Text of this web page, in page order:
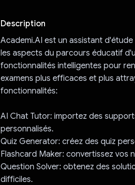
Description
Academi.AI est un assistant
les aspects du parcours éducatif
fonctionnalités intelligentes pour
examens plus efficaces et plus
fonctionnalités:
AI Chat Tutor: importez des
personnalisés.
Quiz Generator: créez des quiz
Flashcard Maker: convertissez vos
Question Solver: obtenez des
difficiles.